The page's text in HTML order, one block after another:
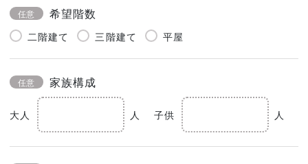
任意 希望階数
二階建て 三階建て 平屋
任意 家族構成
大人 人 子供 人